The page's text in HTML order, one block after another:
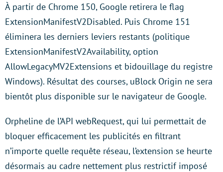
À partir de Chrome 150, Google retirera le flag
ExtensionManifestV2Disabled. Puis Chrome 151
éliminera les derniers leviers restants (politique
ExtensionManifestV2Availability, option
AllowLegacyMV2Extensions et bidouillage du registre
Windows). Résultat des courses, uBlock Origin ne sera
bientôt plus disponible sur le navigateur de Google.
Orpheline de l’API webRequest, qui lui permettait de
bloquer efficacement les publicités en filtrant
n’importe quelle requête réseau, l’extension se heurte
désormais au cadre nettement plus restrictif imposé